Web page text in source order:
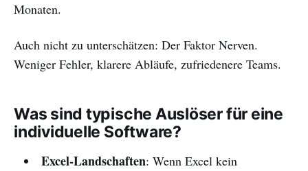
Monaten.
Auch nicht zu unterschätzen: Der Faktor Nerven.
Weniger Fehler, klarere Abläufe, zufriedenere Teams.
Was sind typische Auslöser für eine
individuelle Software?
Excel-Landschaften: Wenn Excel kein